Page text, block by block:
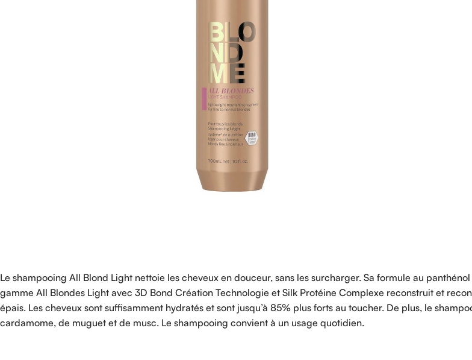
Le shampooing All Blond Light nettoie les cheveux en douceur, sans les surcharger. Sa formule au
gamme All Blondes Light avec 3D Bond Création Technologie et Silk Protéine Complexe reconstruit et
épais. Les cheveux sont suffisamment hydratés et sont jusqu’à 85% plus forts au toucher. De plus, le
cardamome, de muguet et de musc. Le shampooing convient à un usage quotidien.